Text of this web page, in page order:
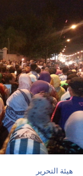
هيئة التحرير